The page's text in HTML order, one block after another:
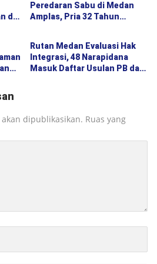
di
Peredaran Sabu di Medan
Amplas, Pria 32 Tahun
Berita Utama
Rutan Medan Evaluasi Hak
Integrasi, 48 Narapidana
Masuk Daftar Usulan PB dan
dipublikasikan. Ruas yang